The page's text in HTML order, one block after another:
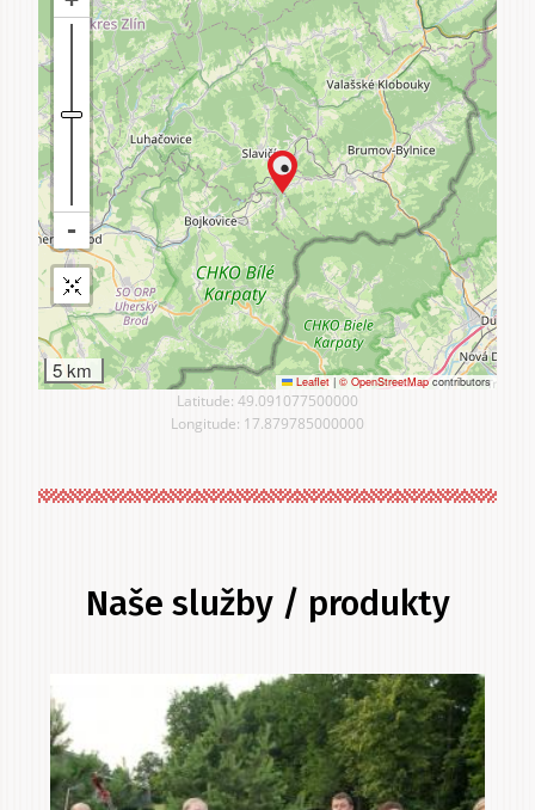
5 km Leaflet | © OpenStreetMapcontributors
Latitude: 49.091077500000
Longitude: 17.879785000000
Naše služby / produkty